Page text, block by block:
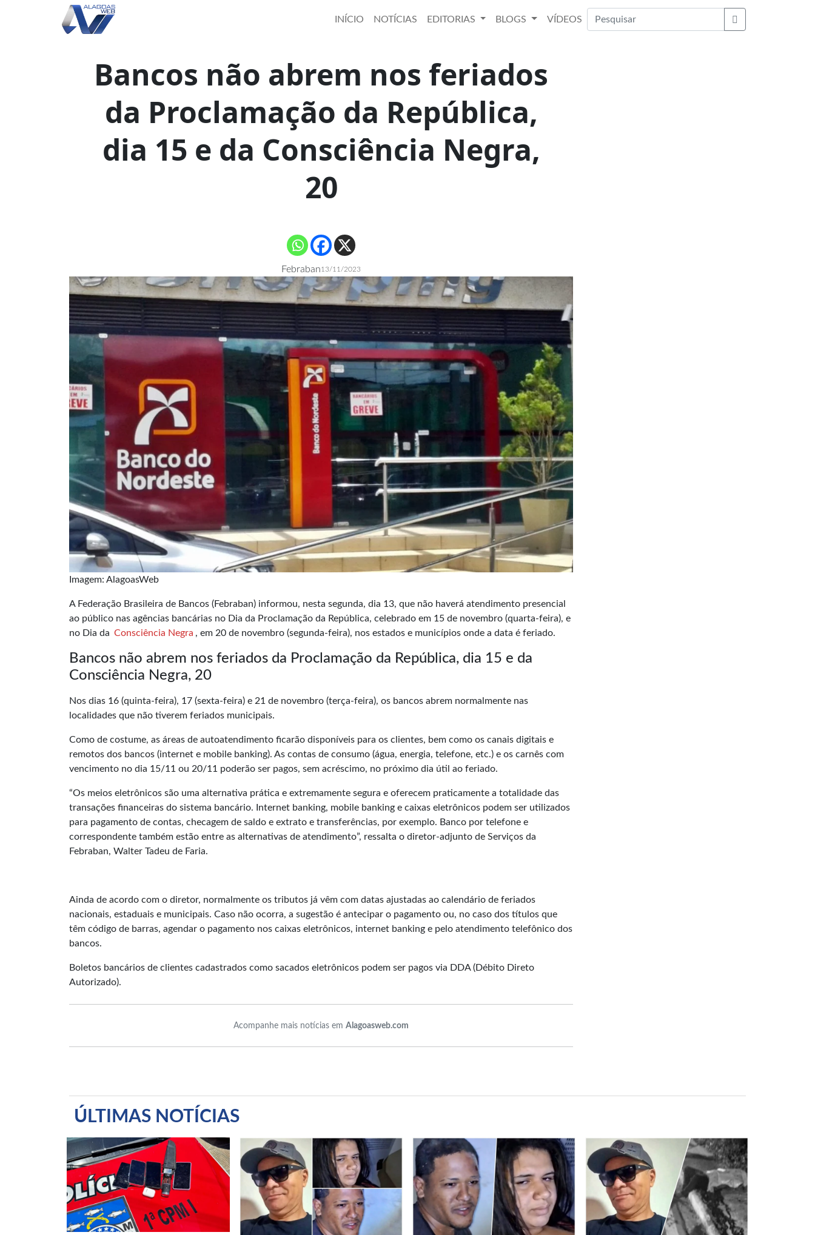
INÍCIO NOTÍCIAS EDITORIAS BLOGS
VÍDEOS
Buscar
Bancos não abrem nos feriados
da Proclamação da República,
dia 15 e da Consciência Negra,
20
Febraban13/11/2023
Imagem: AlagoasWeb
A Federação Brasileira de Bancos (Febraban) informou, nesta segunda, dia 13, que não haverá atendimento presencial
ao público nas agências bancárias no Dia da Proclamação da República, celebrado em 15 de novembro (quarta-feira), e
no Dia da Consciência Negra , em 20 de novembro (segunda-feira), nos estados e municípios onde a data é feriado.
Bancos não abrem nos feriados da Proclamação da República, dia 15 e da
Consciência Negra, 20
Nos dias 16 (quinta-feira), 17 (sexta-feira) e 21 de novembro (terça-feira), os bancos abrem normalmente nas
localidades que não tiverem feriados municipais.
Como de costume, as áreas de autoatendimento ficarão disponíveis para os clientes, bem como os canais digitais e
remotos dos bancos (internet e mobile banking). As contas de consumo (água, energia, telefone, etc.) e os carnês com
vencimento no dia 15/11 ou 20/11 poderão ser pagos, sem acréscimo, no próximo dia útil ao feriado.
“Os meios eletrônicos são uma alternativa prática e extremamente segura e oferecem praticamente a totalidade das
transações financeiras do sistema bancário. Internet banking, mobile banking e caixas eletrônicos podem ser utilizados
para pagamento de contas, checagem de saldo e extrato e transferências, por exemplo. Banco por telefone e
correspondente também estão entre as alternativas de atendimento”, ressalta o diretor-adjunto de Serviços da
Febraban, Walter Tadeu de Faria.
Ainda de acordo com o diretor, normalmente os tributos já vêm com datas ajustadas ao calendário de feriados
nacionais, estaduais e municipais. Caso não ocorra, a sugestão é antecipar o pagamento ou, no caso dos títulos que
têm código de barras, agendar o pagamento nos caixas eletrônicos, internet banking e pelo atendimento telefônico dos
bancos.
Boletos bancários de clientes cadastrados como sacados eletrônicos podem ser pagos via DDA (Débito Direto
Autorizado).
Acompanhe mais notícias em Alagoasweb.com
ÚLTIMAS NOTÍCIAS